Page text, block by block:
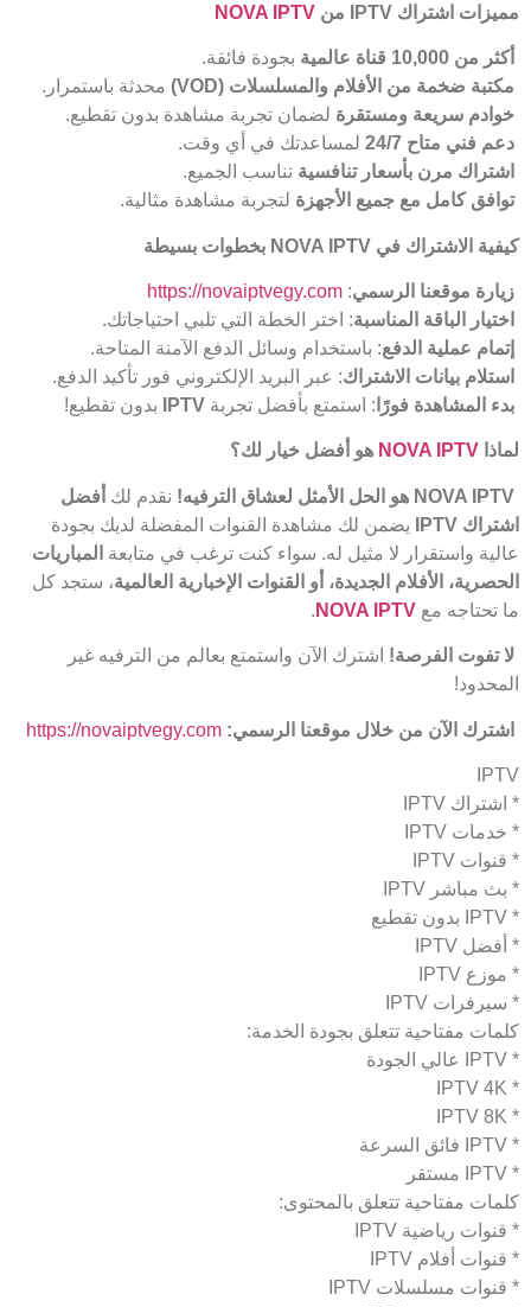
مميزات اشتراك من NOVA IPTV
أكثر من 10,000 قناة عالمية
بجودة فائقة.
مكتبة ضخمة من الأفلام والمسلسلات (VOD)
محدثة باستمرار.
خوادم سريعة ومستقرة لضمان تجربة مشاهدة بدون تقطيع.
دعم فني متاح 24/7
لمساعدتك في أي وقت.
اشتراك مرن بأسعار تنافسية تناسب الجميع.
توافق كامل مع جميع الأجهزة لتجربة مشاهدة مثالية.
كيفية الاشتراك في NOVA IPTV بخطوات بسيطة
زيارة موقعنا الرسمي:
https://novaiptvegy.com
اختيار الباقة المناسبة: اختر الخطة التي تلبي احتياجاتك.
إتمام عملية الدفع: باستخدام وسائل الدفع الآمنة المتاحة.
استلام بيانات الاشتراك: عبر البريد الإلكتروني فور تأكيد الدفع.
بدء المشاهدة فورًا : استمتع بأفضل تجربة IPTV بدون تقطيع!
لماذا NOVA IPTV هو أفضل خيار لك؟
NOVA IPTV هو الحل الأمثل لعشاق الترفيه! نقدم لك أفضل
اشتراك
يضمن لك مشاهدة القنوات المفضلة لديك بجودة
عالية واستقرار لا مثيل له. سواء كنت ترغب في متابعة المباريات
الحصرية، الأفلام الجديدة، أو القنوات الإخبارية العالمية، ستجد كل
ما تحتاجه مع NOVA IPTV
.
لا تفوت الفرصة! اشترك الآن واستمتع بعالم من الترفيه غير
المحدود!
اشترك الآن من خلال موقعنا الرسمي:
https://novaiptvegy.com
IPTV
* اشتراك IPTV
* خدمات IPTV
* قنوات IPTV
* بث مباشر IPTV
* IPTV بدون تقطيع
* أفضل IPTV
* موزع IPTV
* سيرفرات IPTV
كلمات مفتاحية تتعلق بجودة الخدمة:
* IPTV عالي الجودة
* IPTV 4K
* IPTV 8K
* IPTV فائق السرعة
* IPTV مستقر
كلمات مفتاحية تتعلق بالمحتوى:
* قنوات رياضية IPTV
* قنوات أفلام IPTV
* قنوات مسلسلات IPTV